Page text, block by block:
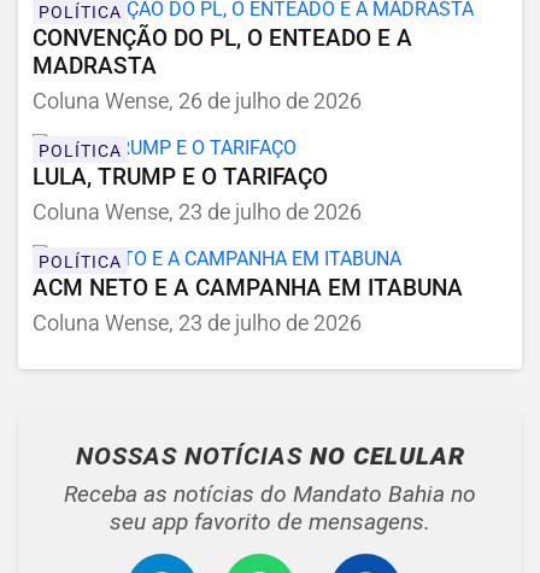
POLÍTICA
CONVENÇÃO DO PL, O ENTEADO E A
MADRASTA
Coluna Wense, 26 de julho de 2026
POLÍTICA
LULA, TRUMP E O TARIFAÇO
Coluna Wense, 23 de julho de 2026
POLÍTICA
ACM NETO E A CAMPANHA EM ITABUNA
Coluna Wense, 23 de julho de 2026
NOSSAS NOTÍCIAS NO CELULAR
Receba as notícias do Mandato Bahia no
seu app favorito de mensagens.